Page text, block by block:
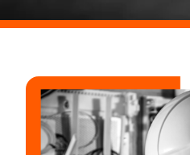
território nacional.
SOLICITAR